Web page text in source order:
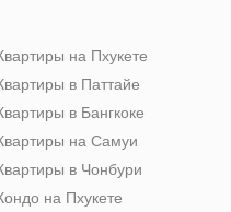
на Пхукете
в Паттайе
в Бангкоке
на Самуи
в Чонбури
на Пхукете